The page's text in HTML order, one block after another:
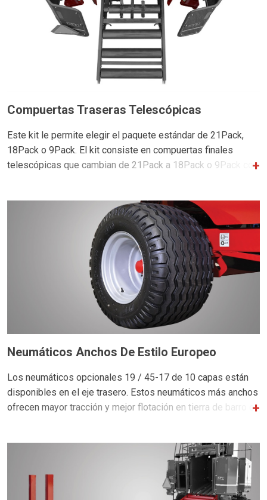
Compuertas Traseras Telescópicas
Este kit le permite elegir el paquete estándar de 21Pack,
18Pack o 9Pack. El kit consiste en compuertas finales
telescópicas que cambian de 21Pack a 18Pack o 9Pack con
se recomiendan para el 18Pack.
Neumáticos Anchos De Estilo Europeo
Los neumáticos opcionales 19 / 45-17 de 10 capas están
disponibles en el eje trasero. Estos neumáticos más anchos
ofrecen mayor tracción y mejor flotación en tierra de barro o
* Opcional en la serie 4250. Estándar en la serie 5250